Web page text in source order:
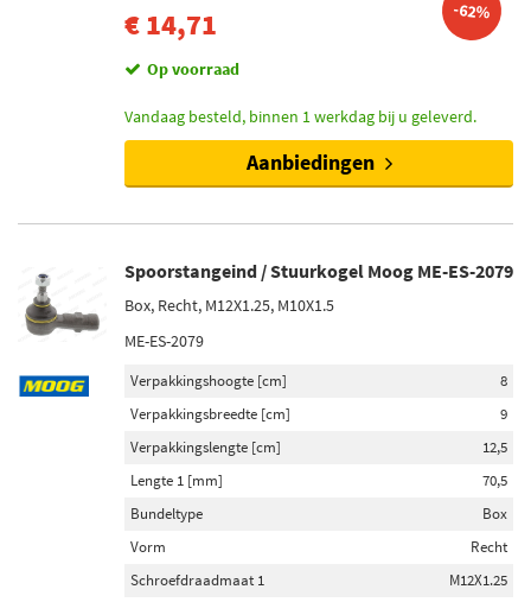
€ 14,71 -62%
Op voorraad
Vandaag besteld, binnen 1 werkdag bij u geleverd.
Aanbiedingen
Spoorstangeind / Stuurkogel Moog ME-ES-2079
Box, Recht, M12X1.25, M10X1.5
ME-ES-2079
Verpakkingshoogte [cm]
8
Verpakkingsbreedte [cm]
9
Verpakkingslengte [cm]
12,5
Lengte 1 [mm]
70,5
Bundeltype
Box
Vorm
Recht
Schroefdraadmaat 1
M12X1.25